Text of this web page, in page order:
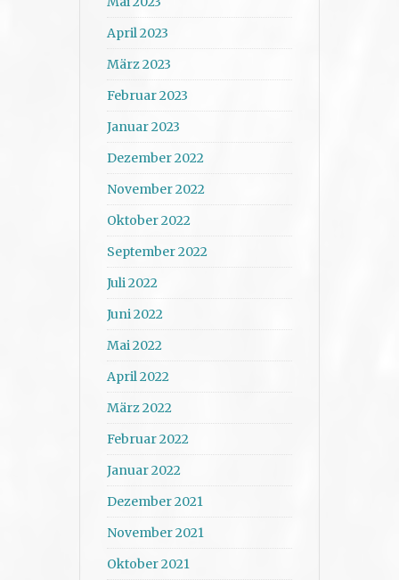
April 2023
März 2023
Februar 2023
Januar 2023
Dezember 2022
November 2022
Oktober 2022
September 2022
Juli 2022
Juni 2022
Mai 2022
April 2022
März 2022
Februar 2022
Januar 2022
Dezember 2021
November 2021
Oktober 2021